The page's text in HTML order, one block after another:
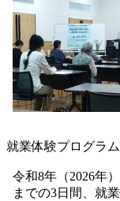
就業体験プログラ
令和8年（2026年
までの3日間、就